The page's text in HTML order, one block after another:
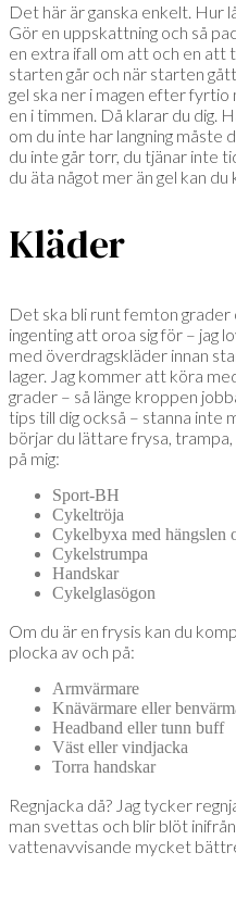
Det här är ganska enkelt. Hur
Gör en uppskattning och så
en extra ifall om att och en att
starten går och när starten
gel ska ner i magen efter fyrtio
en i timmen. Då klarar du dig.
om du inte har langning måste
du inte går torr, du tjänar inte
du äta något mer än gel kan
Kläder
Det ska bli runt femton grader
ingenting att oroa sig för – jag
med överdragskläder innan
lager. Jag kommer att köra
grader – så länge kroppen
tips till dig också – stanna inte
börjar du lättare frysa,
på mig:
Sport-BH
Cykeltröja
Cykelbyxa med hängslen
Cykelstrumpa
Handskar
Cykelglasögon
Om du är en frysis kan du
plocka av och på:
Armvärmare
Knävärmare eller
Headband eller tunn buff
Väst eller vindjacka
Torra handskar
Regnjacka då? Jag tycker
man svettas och blir blöt
vattenavvisande mycket